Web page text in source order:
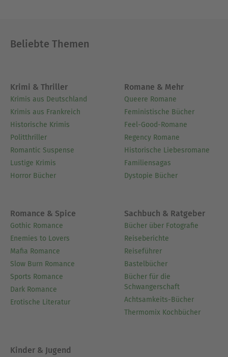
Beliebte Themen
Krimi & Thriller
Krimis aus Deutschland
Krimis aus Frankreich
Historische Krimis
Politthriller
Romantic Suspense
Lustige Krimis
Horror Bücher
Romane & Mehr
Queere Romane
Feministische Bücher
Feel-Good-Romane
Regency Romane
Historische Liebesromane
Familiensagas
Dystopie Bücher
Romance & Spice
Gothic Romance
Enemies to Lovers
Mafia Romance
Slow Burn Romance
Sports Romance
Dark Romance
Erotische Literatur
Sachbuch & Ratgeber
Bücher über Fotografie
Reiseberichte
Reiseführer
Bastelbücher
Bücher für die
Schwangerschaft
Achtsamkeits-Bücher
Thermomix Kochbücher
Kinder & Jugend